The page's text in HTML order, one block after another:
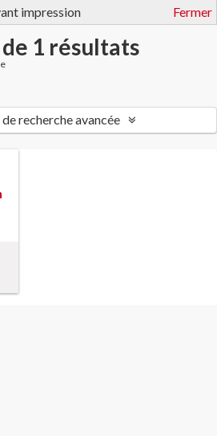
impression Fermer
1 résultats
recherche avancée